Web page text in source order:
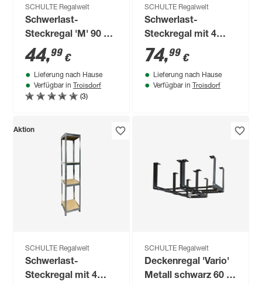
SCHULTE Regalwelt
Schwerlast-
Steckregal 'M' 90 x
180 x 45 cm 5 Böden
a 280 kg
44,99 €
Lieferung nach Hause
Verfügbar in Troisdorf
(3)
SCHULTE Regalwelt
Schwerlast-
Steckregal mit 4
Böden à 200 kg
Traglast, schwarz
180 x 180 x 40 cm
74,99 €
Lieferung nach Hause
Verfügbar in Troisdorf
Aktion
SCHULTE Regalwelt
Schwerlast-
Steckregal mit 4
SCHULTE Regalwelt
Deckenregal 'Vario'
Metall schwarz 60 x